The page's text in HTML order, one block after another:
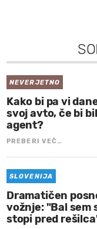
NEVERJETNO
Kako bi pa vi
svoj avto, če bi
agent?
PREBERI VEČ…
SLOVENIJA
Dramatičen
vožnje: "Bal sem
stopi pred